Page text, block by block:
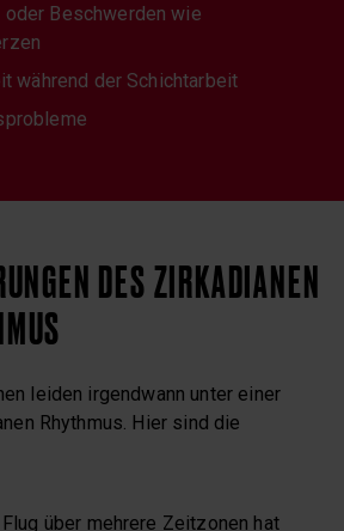
oder Beschwerden wie
während der Schichtarbeit
DES ZIRKADIANEN
leiden irgendwann unter einer
Rhythmus. Hier sind die
über mehrere Zeitzonen hat